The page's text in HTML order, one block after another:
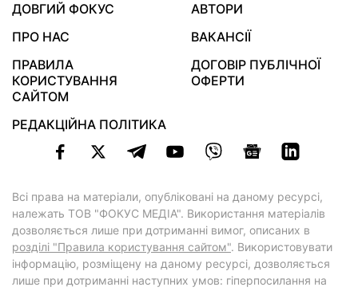
ДОВГИЙ ФОКУС
АВТОРИ
ПРО НАС
ВАКАНСІЇ
ПРАВИЛА
КОРИСТУВАННЯ
САЙТОМ
ДОГОВІР ПУБЛІЧНОЇ
ОФЕРТИ
РЕДАКЦІЙНА ПОЛІТИКА
Всі права на матеріали, опубліковані на даному ресурсі,
належать ТОВ "ФОКУС МЕДІА". Використання матеріалів
дозволяється лише при дотриманні вимог, описаних в
розділі "Правила користування сайтом". Використовувати
інформацію, розміщену на даному ресурсі, дозволяється
лише при дотриманні наступних умов: гіперпосилання на